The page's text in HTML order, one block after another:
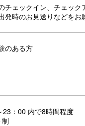
チェックイン、チェッ
発時のお見送りなどをお
のある方
23：00 内で8時間程度